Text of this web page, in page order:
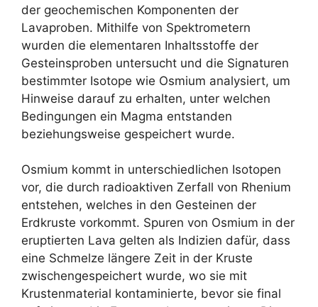
der geochemischen Komponenten der
Lavaproben. Mithilfe von Spektrometern
wurden die elementaren Inhaltsstoffe der
Gesteinsproben untersucht und die Signaturen
bestimmter Isotope wie Osmium analysiert, um
Hinweise darauf zu erhalten, unter welchen
Bedingungen ein Magma entstanden
beziehungsweise gespeichert wurde.
Osmium kommt in unterschiedlichen Isotopen
vor, die durch radioaktiven Zerfall von Rhenium
entstehen, welches in den Gesteinen der
Erdkruste vorkommt. Spuren von Osmium in der
eruptierten Lava gelten als Indizien dafür, dass
eine Schmelze längere Zeit in der Kruste
zwischengespeichert wurde, wo sie mit
Krustenmaterial kontaminierte, bevor sie final